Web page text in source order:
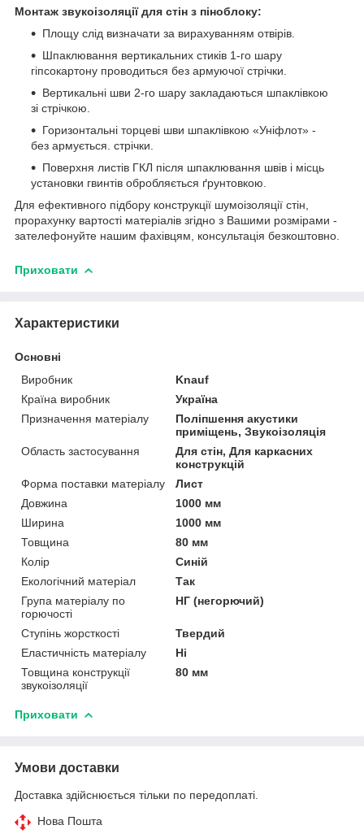
Монтаж звукоізоляції для стін з піноблоку:
Площу слід визначати за вирахуванням отвірів.
Шпаклювання вертикальних стиків 1-го шару
гіпсокартону проводиться без армуючої стрічки.
Вертикальні шви 2-го шару закладаються шпаклівкою
зі стрічкою.
Горизонтальні торцеві шви шпаклівкою «Уніфлот» -
без армується. стрічки.
Поверхня листів ГКЛ після шпаклювання швів і місць
установки гвинтів обробляється ґрунтовкою.
Для ефективного підбору конструкції шумоізоляції стін,
прорахунку вартості матеріалів згідно з Вашими розмірами -
зателефонуйте нашим фахівцям, консультація безкоштовно.
Приховати
Характеристики
Основні
Виробник
Knauf
Країна виробник
Україна
Призначення матеріалу
Поліпшення акустики
приміщень, Звукоізоляція
Область застосування
Для стін, Для каркасних
конструкцій
Форма поставки матеріалу
Лист
Довжина
1000 мм
Ширина
1000 мм
Товщина
80 мм
Колір
Синій
Екологічний матеріал
Так
Група матеріалу по
горючості
НГ (негорючий)
Ступінь жорсткості
Твердий
Еластичність матеріалу
Ні
Товщина конструкції
звукоізоляції
80 мм
Приховати
Умови доставки
Доставка здійснюється тільки по передоплаті.
Нова Пошта